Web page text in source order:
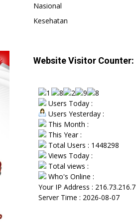
Nasional
Kesehatan
Website Visitor Counter:
Users Today :
Users Yesterday :
This Month :
This Year :
Total Users : 1448298
Views Today :
Total views :
Who's Online :
Your IP Address : 216.73.216.7
Server Time : 2026-08-07